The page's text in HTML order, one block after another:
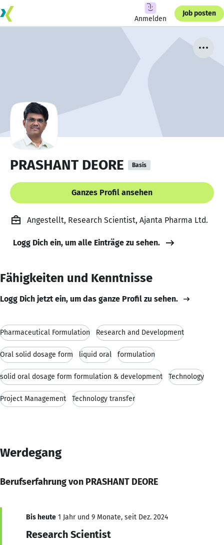
Anmelden
Job posten
PRASHANT DEORE Basis
Ganzes Profil ansehen
Angestellt, Research Scientist, Ajanta Pharma Ltd.
Logg Dich ein, um alle Einträge zu sehen.
Fähigkeiten und Kenntnisse
Logg Dich jetzt ein, um das ganze Profil zu sehen.
Pharmaceutical Formulation Research and Development
Oral solid dosage form liquid oral formulation
solid oral dosage form formulation & development Technology
Project Management Technology transfer
Werdegang
Berufserfahrung von PRASHANT DEORE
Bis heute 1 Jahr und 9 Monate, seit Dez. 2024
Research Scientist